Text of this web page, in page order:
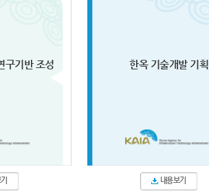
구기반 조성 한옥 기술개발 기획
내용보기